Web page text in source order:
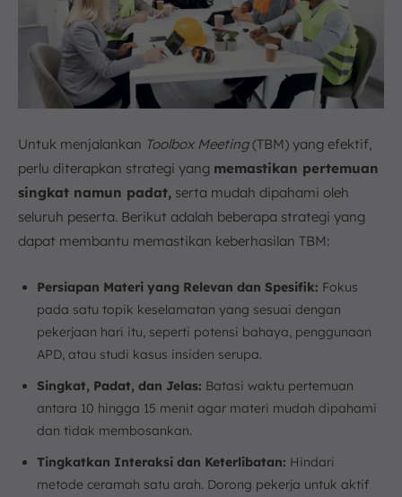
Untuk menjalankan Toolbox Meeting(TBM) yang efektif,
perlu diterapkan strategi yang memastikan pertemuan
singkat namun padat, serta mudah dipahami oleh
seluruh peserta. Berikut adalah beberapa strategi yang
dapat membantu memastikan keberhasilan TBM:
Persiapan Materi yang Relevan dan Spesifik: Fokus
pada satu topik keselamatan yang sesuai dengan
pekerjaan hari itu, seperti potensi bahaya, penggunaan
APD, atau studi kasus insiden serupa.
Singkat, Padat, dan Jelas: Batasi waktu pertemuan
antara 10 hingga 15 menit agar materi mudah dipahami
dan tidak membosankan.
Tingkatkan Interaksi dan Keterlibatan: Hindari
metode ceramah satu arah. Dorong pekerja untuk aktif